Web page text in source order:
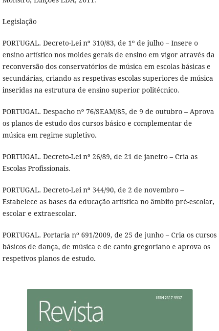
Legislação
PORTUGAL. Decreto-Lei nº 310/83, de 1º de julho – Insere o
ensino artí­stico nos moldes gerais de ensino em vigor através da
reconversão dos conservatórios de música em escolas básicas e
secundárias, criando as respetivas escolas superiores de música
inseridas na estrutura de ensino superior politécnico.
PORTUGAL. Despacho nº 76/SEAM/85, de 9 de outubro – Aprova
os planos de estudo dos cursos básico e complementar de
música em regime supletivo.
PORTUGAL. Decreto-Lei nº 26/89, de 21 de janeiro – Cria as
Escolas Profissionais.
PORTUGAL. Decreto-Lei nº 344/90, de 2 de novembro –
Estabelece as bases da educação artí­stica no âmbito pré-escolar,
escolar e extraescolar.
PORTUGAL. Portaria nº 691/2009, de 25 de junho – Cria os cursos
básicos de dança, de música e de canto gregoriano e aprova os
respetivos planos de estudo.